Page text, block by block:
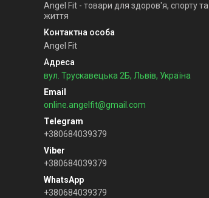
Angel Fit - товари для здоров'я, спорту
життя
Angel Fit
вул. Трускавецька 2Б, Львів, Україна
online.angelfit@gmail.com
+380684039379
+380684039379
+380684039379